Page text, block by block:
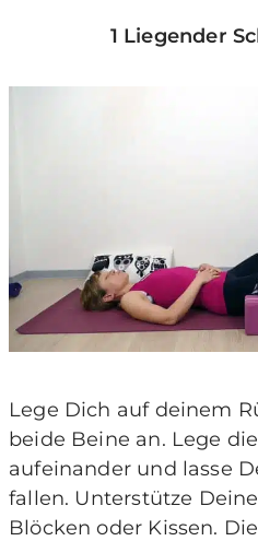
1 Liegender
Lege Dich auf deinem
beide Beine an. Lege
aufeinander und lasse
fallen. Unterstütze
Blöcken oder Kissen.